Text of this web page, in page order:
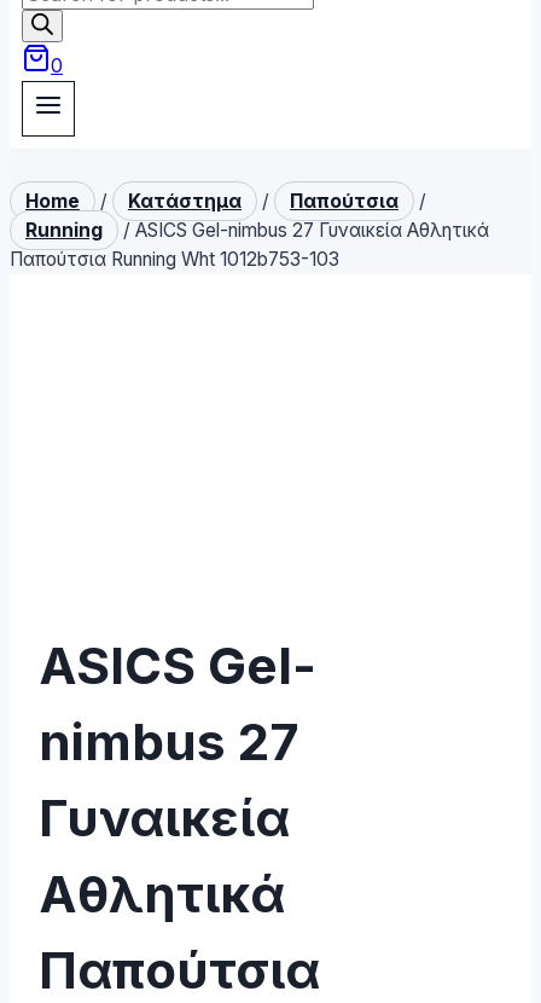
search
0
Home / Κατάστημα / Παπούτσια
/
Running
/ ASICS Gel-nimbus 27 Γυναικεία Αθλητικά
Παπούτσια Running Wht 1012b753-103
ASICS Gel-
nimbus 27
Γυναικεία
Αθλητικά
Παπούτσια